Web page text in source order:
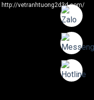
http://vetranhtuong2d3d.com/